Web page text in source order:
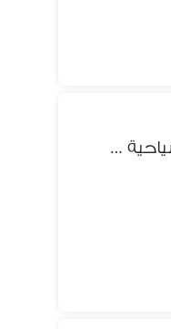
فرصة عرض اليوم فقط شقة للايجار مفروش بمنطقة ميامي السياحية فيو للبحر والكورنيش